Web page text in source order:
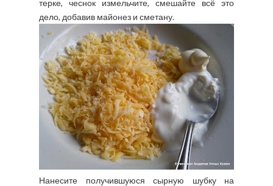
терке, чеснок измельчите, смешайте всё это
дело, добавив майонез и сметану.
Нанесите получившуюся сырную шубку на